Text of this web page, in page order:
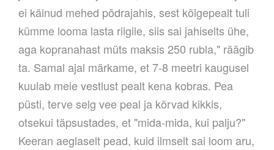
ei käinud mehed põdrajahis, sest kõigepealt tuli
kümme looma lasta riigile, siis sai jahiselts ühe,
aga kopranahast müts maksis 250 rubla," räägib
ta. Samal ajal märkame, et 7-8 meetri kaugusel
kuulab meie vestlust pealt kena kobras. Pea
püsti, terve selg vee peal ja kõrvad kikkis,
otsekui täpsustades, et "mida-mida, kui palju?"
Keeran aeglaselt pead, kuid ilmselt sai loom aru,